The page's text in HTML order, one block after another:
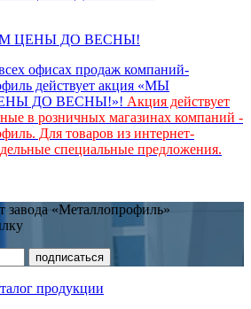
ЦЕНЫ ДО ВЕСНЫ!
офисах продаж компаний-
действует акция «МЫ
ДО ВЕСНЫ!»! Акция действует
в розничных магазинах компаний -
Для товаров из интернет-
специальные предложения.
завода «Металлопрофиль»
продукции